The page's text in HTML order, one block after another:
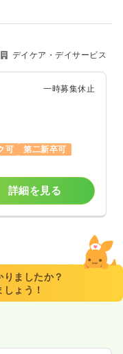
デイケア・デイサービス
一時募集休止
可
第二新卒可
詳細を見る
ましたか？
ょう！